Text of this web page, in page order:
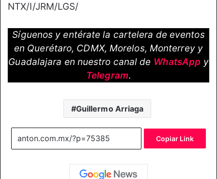
NTX/I/JRM/LGS/
Síguenos y entérate la cartelera de eventos
en Querétaro, CDMX, Morelos, Monterrey y
Guadalajara en nuestro canal de WhatsApp y
Telegram.
Guillermo Arriaga
Copiar Link